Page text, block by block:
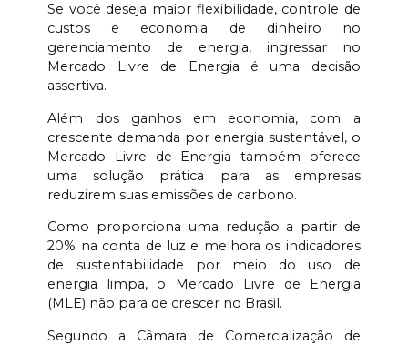
Se você deseja maior flexibilidade, controle de
custos e economia de dinheiro no
gerenciamento de energia, ingressar no
Mercado Livre de Energia é uma decisão
assertiva.
Além dos ganhos em economia, com a
crescente demanda por energia sustentável, o
Mercado Livre de Energia também oferece
uma solução prática para as empresas
reduzirem suas emissões de carbono.
Como proporciona uma redução a partir de
20% na conta de luz e melhora os indicadores
de sustentabilidade por meio do uso de
energia limpa, o Mercado Livre de Energia
(MLE) não para de crescer no Brasil.
Segundo a Câmara de Comercialização de